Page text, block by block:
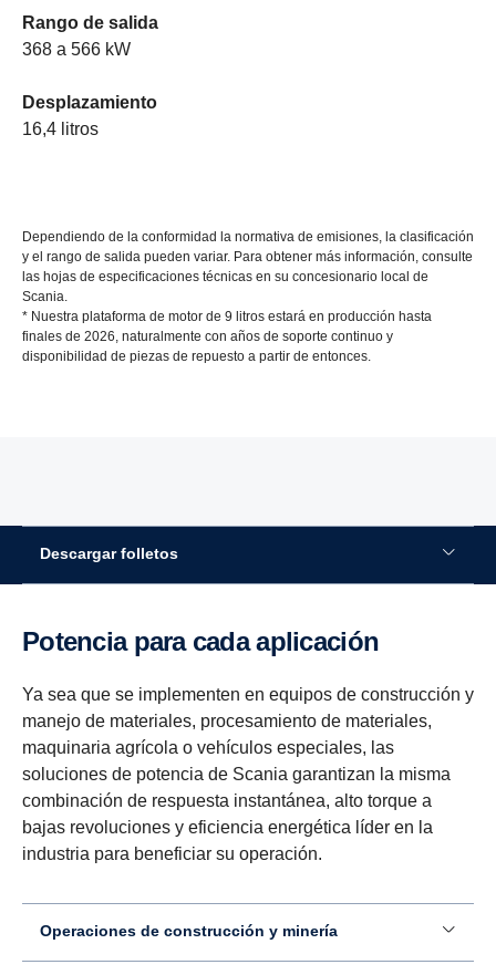
Rango de salida
368 a 566 kW
Desplazamiento
16,4 litros
Dependiendo de la conformidad la normativa de emisiones, la clasificación
y el rango de salida pueden variar. Para obtener más información, consulte
las hojas de especificaciones técnicas en su concesionario local de
Scania.
* Nuestra plataforma de motor de 9 litros estará en producción hasta
finales de 2026, naturalmente con años de soporte continuo y
disponibilidad de piezas de repuesto a partir de entonces.
Descargar folletos
Potencia para cada aplicación
Ya sea que se implementen en equipos de construcción y
manejo de materiales, procesamiento de materiales,
maquinaria agrícola o vehículos especiales, las
soluciones de potencia de Scania garantizan la misma
combinación de respuesta instantánea, alto torque a
bajas revoluciones y eficiencia energética líder en la
industria para beneficiar su operación.
Operaciones de construcción y minería